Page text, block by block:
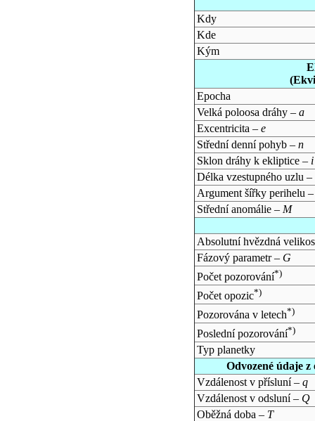
Kdy
Kde
Kým
Epocha
Velká poloosa dráhy – a
Excentricita – e
Střední denní pohyb – n
Sklon dráhy k ekliptice – i
Délka vzestupného uzlu –
Argument šířky perihelu
Střední anomálie – M
Absolutní hvězdná
Fázový parametr – G
Počet pozorování*)
Počet opozic*)
Pozorována v letech*)
Poslední pozorování*)
Typ planetky
Odvozené údaje
Vzdálenost v přísluní – q
Vzdálenost v odsluní – Q
Oběžná doba – T